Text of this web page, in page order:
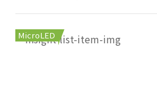
MicroLED